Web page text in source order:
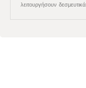
λειτουργήσουν δεσμευτικά.